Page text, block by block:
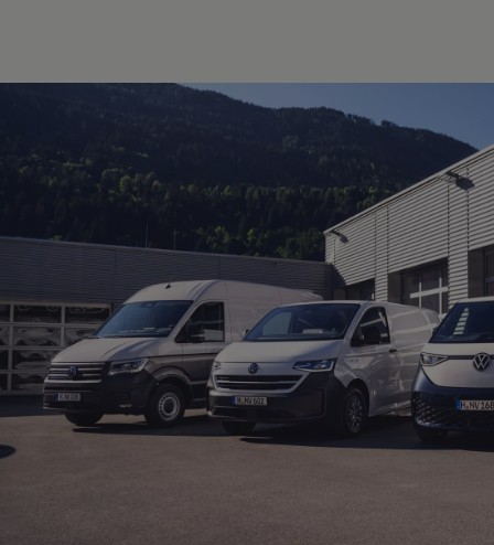
Batterieverordnung
XTL-Dieselkraftstoff
Ersatzteile und Betriebsflüssigkeiten
Original Zubehör und Lifestyle Produkte
myVolkswagen
myVolkswagen Business
Elektro - & Hybridfahrzeuge
Unser Ansatz
Klimafreundlicher Strom
Reichweite & Ladelösungen
Reichweitensimulator
Ladezeitensimulator
Ladelösungen für Privatkunden
Ladelösungen für Gewerbekunden
Wallbox und Ladekabel
Bidirektionales Laden
Förderung & Kosten der Elektrofahrzeuge
Fördermöglichkeiten für Privatkunden